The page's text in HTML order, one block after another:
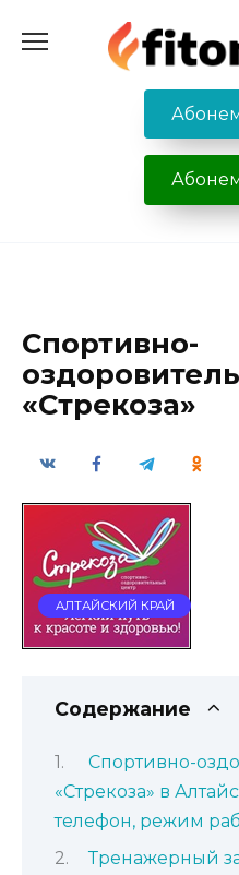
содержанию
Спортивно-
«Стрекоза»
АЛТАЙСКИЙ КРАЙ
Содержание
Спортивно-
«Стрекоза» в
телефон, режим
Тренажерный